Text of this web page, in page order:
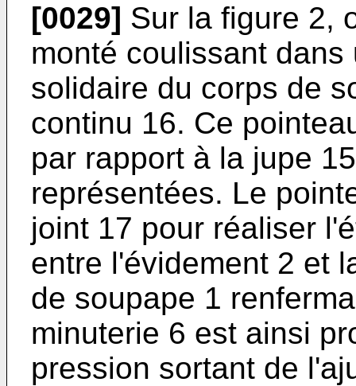
[0029] Sur la figure 2,
monté coulissant
solidaire du corps de
continu 16. Ce
par rapport à la jupe
représentées. Le
joint 17 pour réaliser
entre l'évidement 2 et
de soupape 1
minuterie 6 est ainsi
pression sortant de